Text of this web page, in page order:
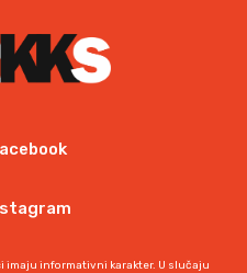
imaju informativni karakter. U slučaju